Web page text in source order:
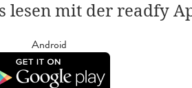
lesen mit der readfy
Android